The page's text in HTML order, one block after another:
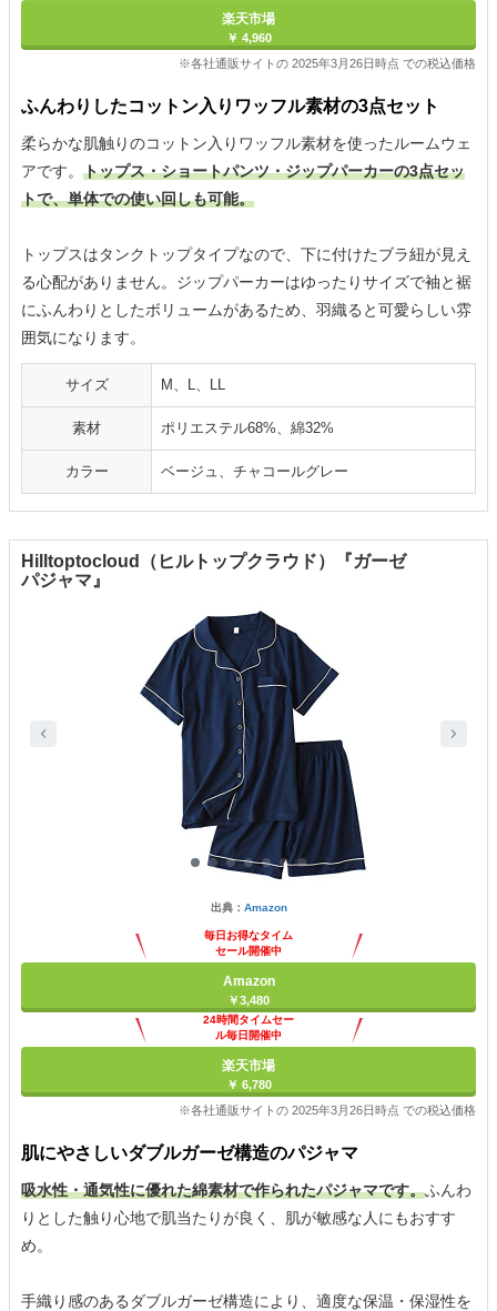
楽天市場
￥ 4,960
※各社通販サイトの 2025年3月26日時点 での税込価格
ふんわりしたコットン入りワッフル素材の3点セット
柔らかな肌触りのコットン入りワッフル素材を使ったルームウェ
アです。 トップス・ショートパンツ・ジップパーカーの3点セッ
トで、単体での使い回しも可能。
トップスはタンクトップタイプなので、下に付けたブラ紐が見え
る心配がありません。ジップパーカーはゆったりサイズで袖と裾
にふんわりとしたボリュームがあるため、羽織ると可愛らしい雰
囲気になります。
サイズ M、L、LL
素材 ポリエステル68%、綿32%
カラー ベージュ、チャコールグレー
Hilltoptocloud（ヒルトップクラウド）『ガーゼ
パジャマ』
出典： Amazon
毎日お得なタイム
セール開催中
Amazon
￥3,480
24時間タイムセー
ル毎日開催中
楽天市場
￥ 6,780
※各社通販サイトの 2025年3月26日時点 での税込価格
肌にやさしいダブルガーゼ構造のパジャマ
吸水性・通気性に優れた綿素材で作られたパジャマです。ふんわ
りとした触り心地で肌当たりが良く、肌が敏感な人にもおすす
め。
手織り感のあるダブルガーゼ構造により、適度な保温・保湿性を